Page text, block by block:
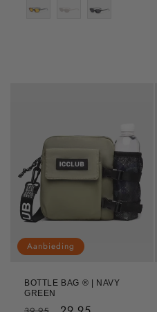
Aanbieding
BOTTLE BAG ® | NAVY
GREEN